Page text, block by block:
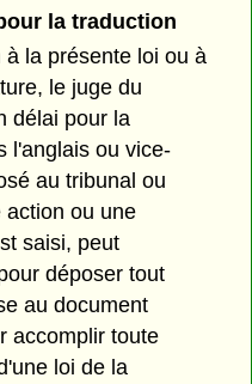
la traduction
à la présente loi ou à
le juge du
délai pour la
l'anglais ou vice-
au tribunal ou
action ou une
saisi, peut
déposer tout
au document
accomplir toute
loi de la